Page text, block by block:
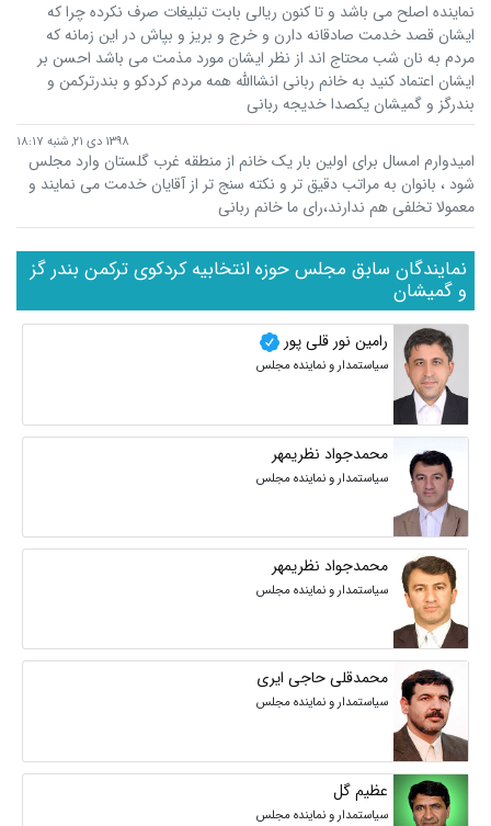
نماینده اصلح می باشد و تا کنون ریالی بابت تبلیغات صرف نکرده چرا که
ایشان قصد خدمت صادقانه دارن و خرج و بریز و بپاش در این زمانه که
مردم به نان شب محتاج اند از نظر ایشان مورد مذمت می باشد احسن بر
ایشان اعتماد کنید به خانم ربانی انشاالله همه مردم کردکو و بندرترکمن و
بندرگز و گمیشان یکصدا خدیجه ربانی
۱۳۹۸ دی ۲۱, شنبه ۱۸:۱۷
امیدوارم امسال برای اولین بار یک خانم از منطقه غرب گلستان وارد مجلس
شود ، بانوان به مراتب دقیق تر و نکته سنج تر از آقایان خدمت می نمایند و
معمولا تخلفی هم ندارند،رای ما خانم ربانی
نمایندگان سابق مجلس حوزه انتخابیه کردکوی ترکمن بندر گز
و گمیشان
رامین نور قلی پور
سیاستمدار و نماینده مجلس
محمدجواد نظریمهر
سیاستمدار و نماینده مجلس
محمدجواد نظریمهر
سیاستمدار و نماینده مجلس
محمدقلی حاجی ایری
سیاستمدار و نماینده مجلس
عظیم گل
سیاستمدار و نماینده مجلس